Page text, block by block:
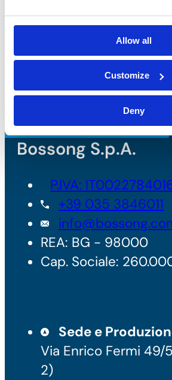
Allow all
Customize
Deny
Bossong S.p.A.
P.IVA:
+39 035 3846011
REA: BG - 98000
Cap. Sociale:
Sede e
Via Enrico Fermi 49/
2)